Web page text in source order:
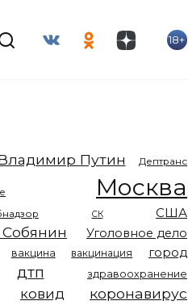
18+
Путин Дептранс
Москва
СК США
Уголовное дело
вакцина вакцинация город
дтп здравоохранение
ковид коронавирус